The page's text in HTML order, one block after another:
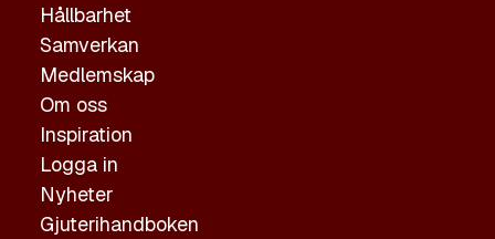
Hållbarhet
Samverkan
Medlemskap
Om oss
Inspiration
Logga in
Nyheter
Gjuterihandboken